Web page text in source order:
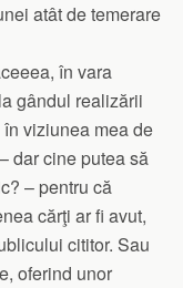
atât de temerare
în vara
gândul realizării
viziunea mea de
dar cine putea să
– pentru că
cărţi ar fi avut,
cititor. Sau
oferind unor